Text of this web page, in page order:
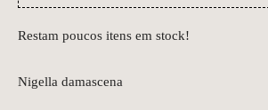
Restam poucos itens em stock!
Nigella damascena